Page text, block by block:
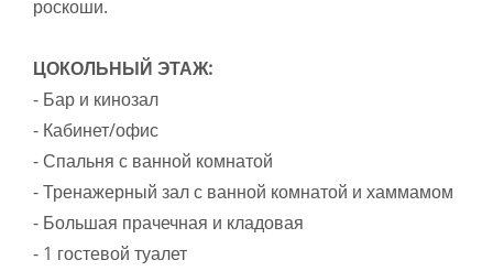
роскоши.
ЦОКОЛЬНЫЙ ЭТАЖ:
- Бар и кинозал
- Кабинет/офис
- Спальня с ванной комнатой
- Тренажерный зал с ванной комнатой и хаммамом
- Большая прачечная и кладовая
- 1 гостевой туалет